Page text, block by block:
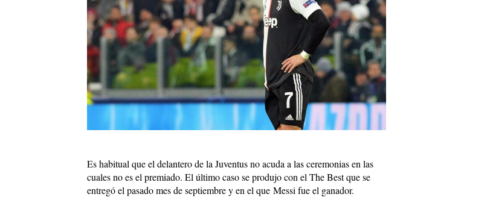
Es habitual que el delantero de la Juventus no acuda a las ceremonias en las
cuales no es el premiado. El último caso se produjo con el The Best que se
entregó el pasado mes de septiembre y en el que Messi fue el ganador.